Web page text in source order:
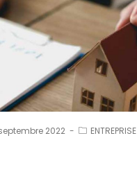
2022 ENTREPRISE